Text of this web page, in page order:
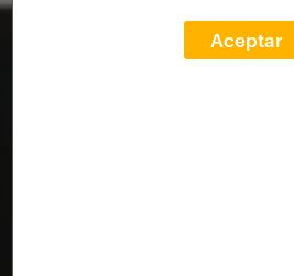
Aceptar